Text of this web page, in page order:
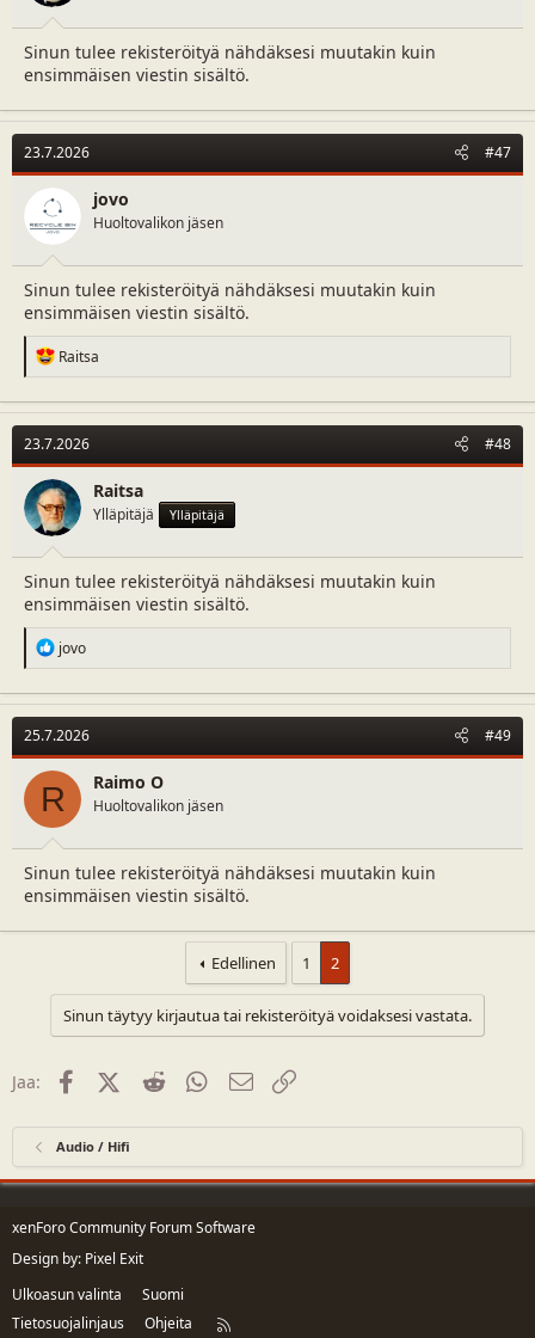
Sinun tulee rekisteröityä nähdäksesi muutakin kuin
ensimmäisen viestin sisältö.
23.7.2026 #47
jovo
Huoltovalikon jäsen
Sinun tulee rekisteröityä nähdäksesi muutakin kuin
ensimmäisen viestin sisältö.
R
e
c
t
i
o
n
s
:
Raitsa
23.7.2026 #48
Raitsa
Ylläpitäjä Ylläpitäjä
Sinun tulee rekisteröityä nähdäksesi muutakin kuin
ensimmäisen viestin sisältö.
R
e
c
t
i
o
n
s
:
jovo
25.7.2026 #49
R Raimo O
Huoltovalikon jäsen
Sinun tulee rekisteröityä nähdäksesi muutakin kuin
ensimmäisen viestin sisältö.
Edellinen 1 2
Sinun täytyy kirjautua tai rekisteröityä voidaksesi vastata.
Jaa: FacebookX (Twitter)
Reddit WhatsAppSähköposti
Audio / Hifi
xenForo Community Forum Software
Design by: Pixel Exit
Ulkoasun valinta
Suomi
Tietosuojalinjaus
Ohjeita
R